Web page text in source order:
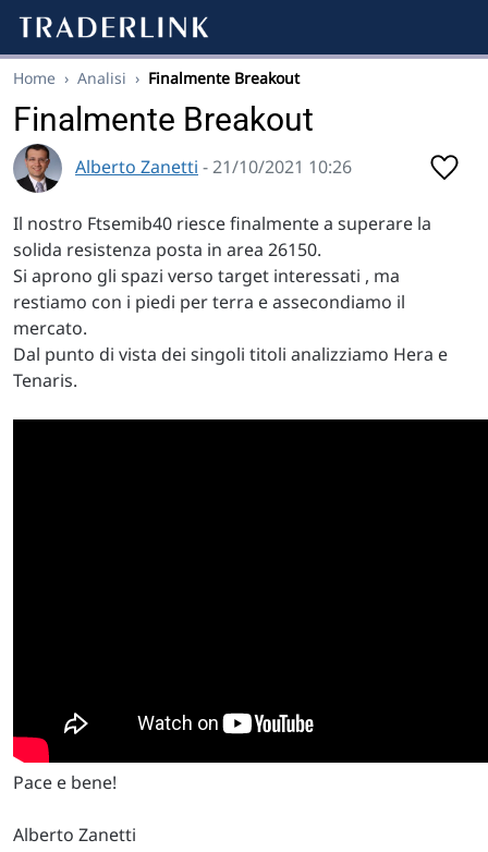
Home › Analisi › Finalmente Breakout
Finalmente Breakout
Alberto Zanetti - 21/10/2021 10:26
Il nostro Ftsemib40 riesce finalmente a superare la
solida resistenza posta in area 26150.
Si aprono gli spazi verso target interessati , ma
restiamo con i piedi per terra e assecondiamo il
mercato.
Dal punto di vista dei singoli titoli analizziamo Hera e
Tenaris.
Pace e bene!
Alberto Zanetti